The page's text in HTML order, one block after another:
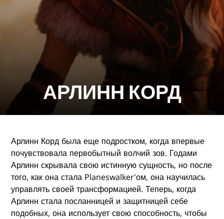
АРЛИНН КОРД
Арлинн Корд была еще подростком, когда впервые
почувствовала первобытный волчий зов. Годами
Арлинн скрывала свою истинную сущность, но после
того, как она стала Planeswalker'ом, она научилась
управлять своей трансформацией. Теперь, когда
Арлинн стала посланницей и защитницей себе
подобных, она использует свою способность, чтобы